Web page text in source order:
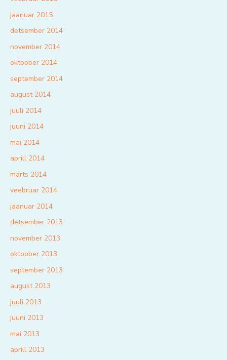
jaanuar 2015
detsember 2014
november 2014
oktoober 2014
september 2014
august 2014
juuli 2014
juuni 2014
mai 2014
aprill 2014
märts 2014
veebruar 2014
jaanuar 2014
detsember 2013
november 2013
oktoober 2013
september 2013
august 2013
juuli 2013
juuni 2013
mai 2013
aprill 2013